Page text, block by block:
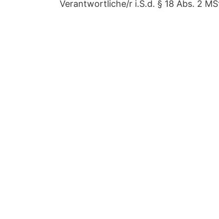
Verantwortliche/r i.S.d. § 18 Abs. 2